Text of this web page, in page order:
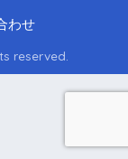
わせ
reserved.